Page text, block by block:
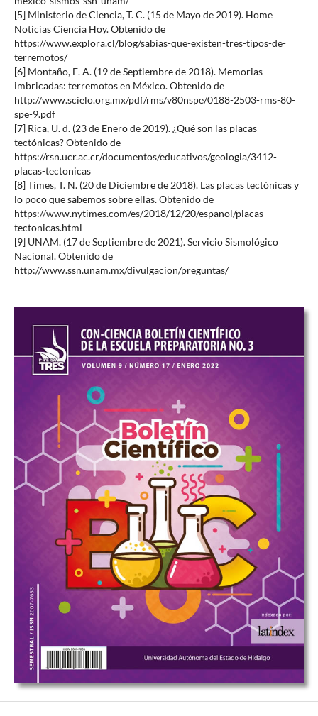
[5] Ministerio de Ciencia, T. C. (15 de Mayo de 2019). Home
Noticias Ciencia Hoy. Obtenido de
https://www.explora.cl/blog/sabias-que-existen-tres-tipos-de-
terremotos/
[6] Montaño, E. A. (19 de Septiembre de 2018). Memorias
imbricadas: terremotos en México. Obtenido de
http://www.scielo.org.mx/pdf/rms/v80nspe/0188-2503-rms-80-
spe-9.pdf
[7] Rica, U. d. (23 de Enero de 2019). ¿Qué son las placas
tectónicas? Obtenido de
https://rsn.ucr.ac.cr/documentos/educativos/geologia/3412-
placas-tectonicas
[8] Times, T. N. (20 de Diciembre de 2018). Las placas tectónicas y
lo poco que sabemos sobre ellas. Obtenido de
https://www.nytimes.com/es/2018/12/20/espanol/placas-
tectonicas.html
[9] UNAM. (17 de Septiembre de 2021). Servicio Sismológico
Nacional. Obtenido de
http://www.ssn.unam.mx/divulgacion/preguntas/